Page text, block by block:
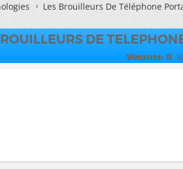
Les Brouilleurs De Téléphone
DE
Votants 0.